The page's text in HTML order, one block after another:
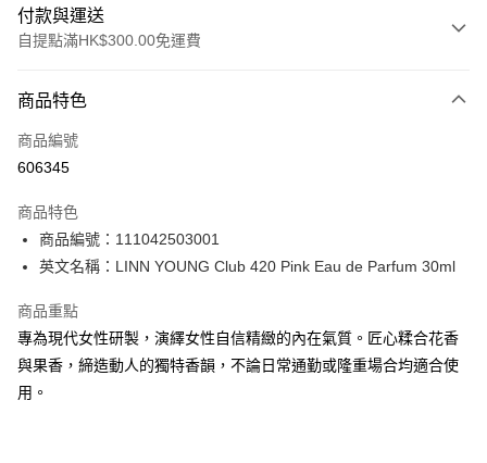
付款與運送
自提點滿HK$300.00免運費
信用卡
Apple Pay
PayMe
WeChat Pay
BoC Pay
送貨方式
順豐自助櫃 - 確認發貨後1-3個工作天送達
商品特色
商品編號
606345
商品特色
商品編號：111042503001
英文名稱：LINN YOUNG Club 420 Pink Eau de Parfum 30ml
商品重點
專為現代女性研製，演繹女性自信精緻的內在氣質。匠心糅合花香
與果香，締造動人的獨特香韻，不論日常通勤或隆重場合均適合使
用。